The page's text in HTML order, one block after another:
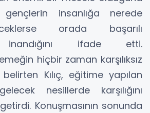
insanlığa nerede
orada başarılı
inandığını ifade etti.
hiçbir zaman karşılıksız
belirten Kılıç, eğitime yapılan
nesillerde karşılığını
Konuşmasının sonunda